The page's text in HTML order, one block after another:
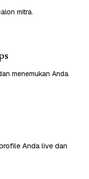
mitra.
menemukan Anda.
Anda live dan